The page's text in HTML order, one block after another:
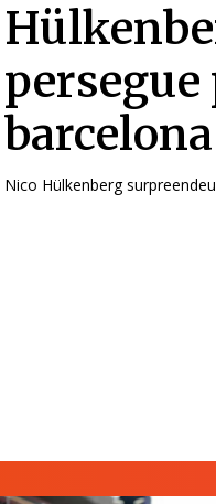
barcelona
Nico Hülkenberg